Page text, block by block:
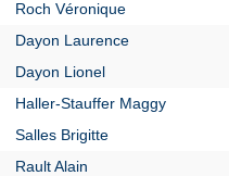
Roch Véronique
Dayon Laurence
Dayon Lionel
Haller-Stauffer Maggy
Salles Brigitte
Rault Alain